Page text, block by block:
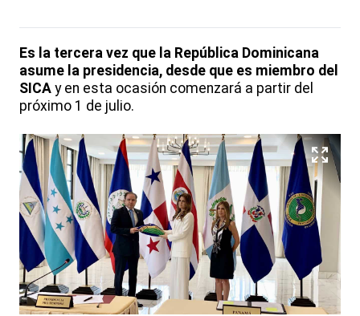
Es la tercera vez que la República Dominicana
asume la presidencia, desde que es miembro del
SICA y en esta ocasión comenzará a partir del
próximo 1 de julio.